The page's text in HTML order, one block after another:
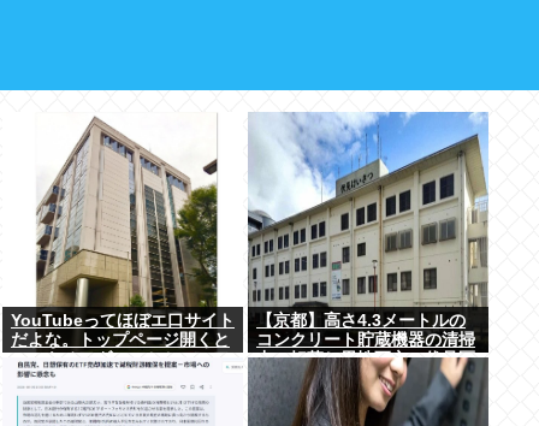
YouTubeってほぼエ口サイト
だよな。トップページ開くと
いつもチアダンスとかローア
ングルで撮影した街撮り動画
ばっか出てくるじゃん
【京都】高さ4.3メートルの
コンクリート貯蔵機器の清掃
中に転落し男性死亡、伏見区
の工場